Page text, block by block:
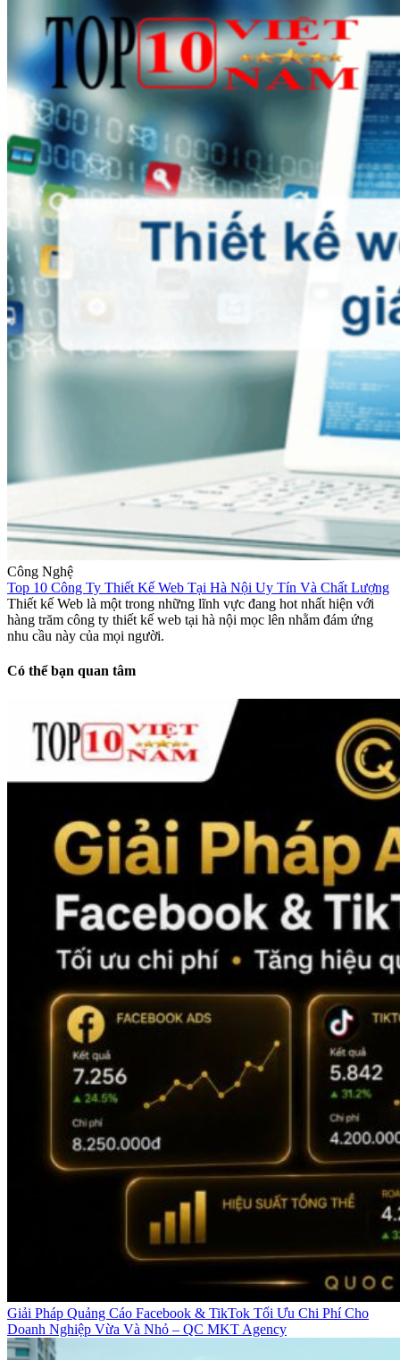
Công Nghệ
Top 10 Công Ty Thiết Kế Web Tại Hà Nội Uy Tín Và Chất Lượng
Thiết kế Web là một trong những lĩnh vực đang hot nhất hiện với
hàng trăm công ty thiết kế web tại hà nội mọc lên nhằm đám ứng
nhu cầu này của mọi người.
Có thể bạn quan tâm
Giải Pháp Quảng Cáo Facebook & TikTok Tối Ưu Chi Phí Cho
Doanh Nghiệp Vừa Và Nhỏ – QC MKT Agency